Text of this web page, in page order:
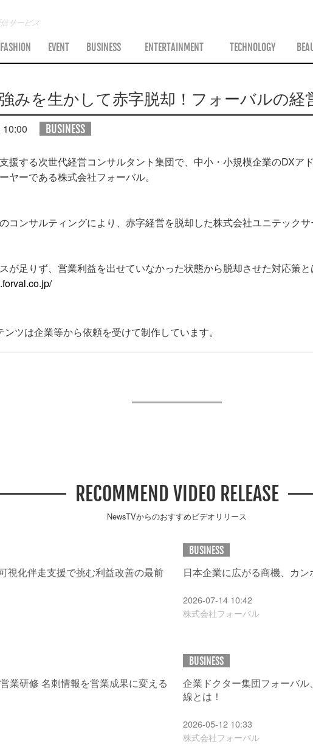
サービス
FASHION EVENT BUSINESS ENTERTAINMENT TECHNOLOGY
みを生かして赤字脱却！フォーバルの経
BUSINESS
援する次世代経営コンサルタント集団で、中小・小規模企業のDXア
ヤーである株式会社フォーバル。
コンサルティングにより、赤字経営を脱却した株式会社ユニテック
が足りず、営業利益を出せていなかった状態から脱却させた対応策と
ツは企業等から依頼を受けて制作しています。
RECOMMEND VIDEO RELEASE
NewsTVからのおすすめビデオリリース
視化伴走支援で挑む利益改善の最前
BUSINESS
日本企業に広がる商機、カ
2026-07-14 10:42
株式会社フォーバル
業研修 名刺情報を営業成果に変える
BUSINESS
企業ドクター集団フォーバ
線とは！
2026-05-12 10:33
株式会社フォーバル